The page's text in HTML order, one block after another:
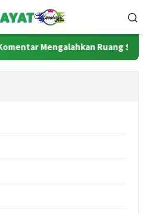
Mengalahkan Ruang Sidang